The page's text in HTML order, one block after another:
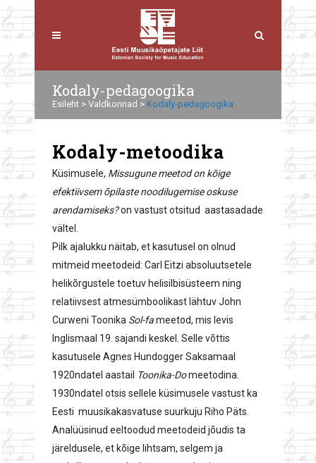
Kodaly-pedagoogika
Esileht > Valdkonnad > Kodaly-pedagoogika
Kodaly-metoodika
Küsimusele, Missugune meetod on kõige
efektiivsem õpilaste noodilugemise oskuse
arendamiseks?on vastust otsitud aastasadade
vältel.
Pilk ajalukku näitab, et kasutusel on olnud
mitmeid meetodeid: Carl Eitzi absoluutsetele
helikõrgustele toetuv helisilbisüsteem ning
relatiivsest atmesümboolikast lähtuv John
Curweni Toonika Sol-fameetod, mis levis
Inglismaal 19. sajandi keskel. Selle võttis
kasutusele Agnes Hundogger Saksamaal
1920ndatel aastail Toonika-Domeetodina.
1930ndatel otsis sellele küsimusele vastust ka
Eesti muusikakasvatuse suurkuju Riho Päts.
Analüüsinud eeltoodud meetodeid jõudis ta
järeldusele, et kõige lihtsam, selgem ja